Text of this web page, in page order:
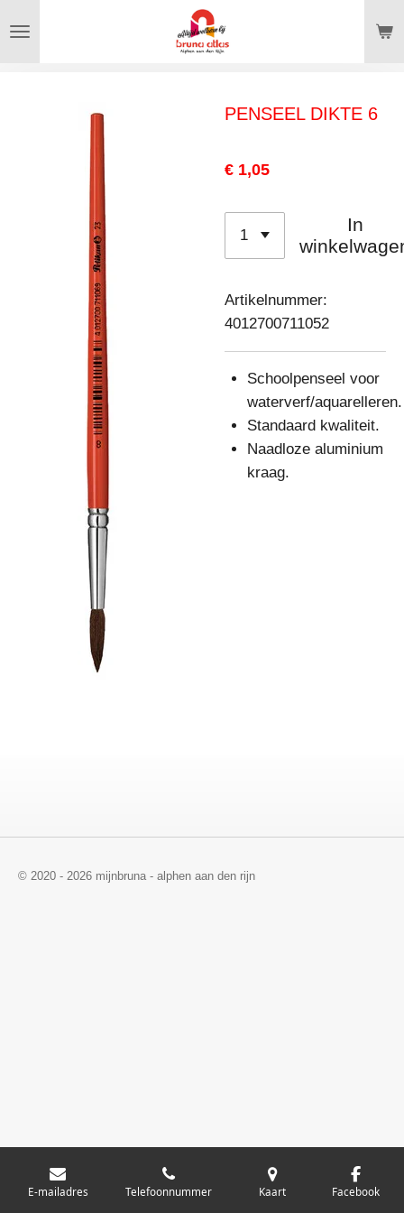
direct
hoofdinhoud
PENSEEL DIKTE 6
€ 1,05
In
Artikelnummer:
4012700711052
Schoolpenseel voor
waterverf/aquarelleren.
Standaard kwaliteit.
Naadloze aluminium
kraag.
© 2020 - 2026 mijnbruna - alphen aan den rijn
E-mailadres Telefoonnummer Kaart Facebook